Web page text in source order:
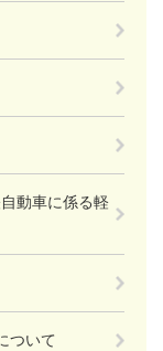
動車に係る軽
ついて